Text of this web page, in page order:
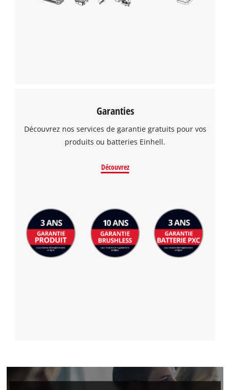
Garanties
Découvrez nos services de garantie gratuits pour vos
produits ou batteries Einhell.
Découvrez